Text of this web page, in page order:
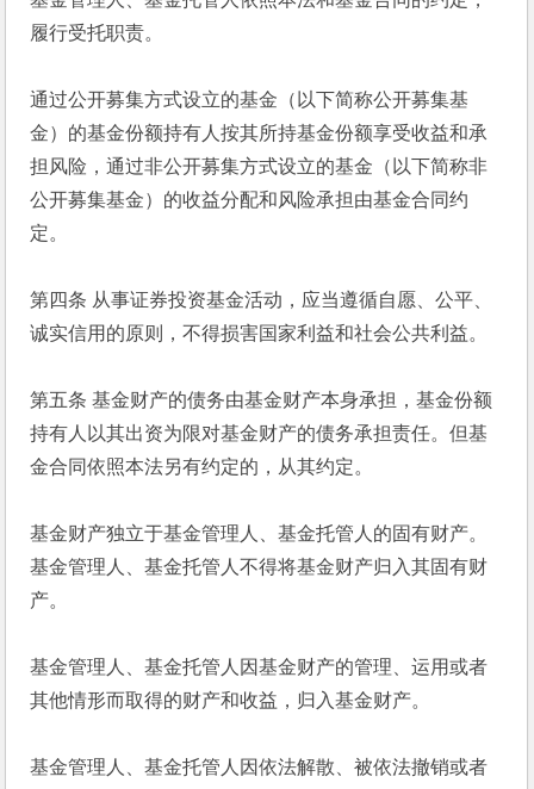
履行受托职责。
通过公开募集方式设立的基金（以下简称公开募集基
金）的基金份额持有人按其所持基金份额享受收益和承
担风险，通过非公开募集方式设立的基金（以下简称非
公开募集基金）的收益分配和风险承担由基金合同约
定。
第四条 从事证券投资基金活动，应当遵循自愿、公平、
诚实信用的原则，不得损害国家利益和社会公共利益。
第五条 基金财产的债务由基金财产本身承担，基金份额
持有人以其出资为限对基金财产的债务承担责任。但基
金合同依照本法另有约定的，从其约定。
基金财产独立于基金管理人、基金托管人的固有财产。
基金管理人、基金托管人不得将基金财产归入其固有财
产。
基金管理人、基金托管人因基金财产的管理、运用或者
其他情形而取得的财产和收益，归入基金财产。
基金管理人、基金托管人因依法解散、被依法撤销或者